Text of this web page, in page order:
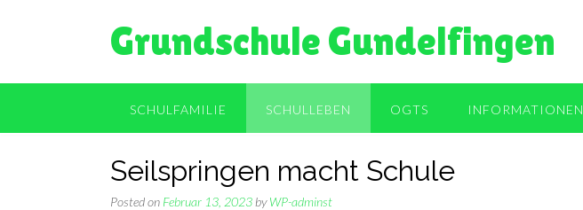
Grundschule Gundelfingen
SCHULFAMILIE SCHULLEBEN OGTS INFORMATIONEN
Seilspringen macht Schule
Posted on Februar 13, 2023 byWP-adminst